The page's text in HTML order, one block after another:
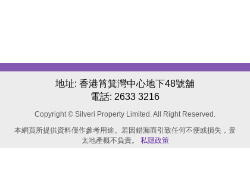
地址: 香港筲箕灣中心地下48號舖
電話: 2633 3216
Copyright © Silveri Property Limited. All Right Reserved.
本網頁所提供資料僅作參考用途。若因錯漏而引致任何不便或損失，景
太地產概不負責。 私隱政策